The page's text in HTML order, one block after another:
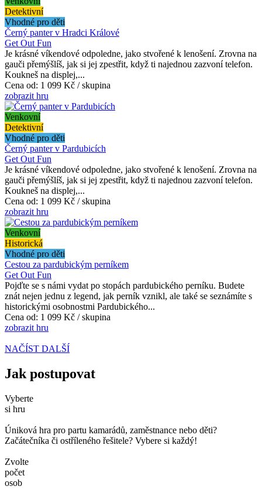
Detektivní
Vhodné pro děti
Černý panter v Hradci Králové
Get Out Fun
Je krásné víkendové odpoledne, jako stvořené k lenošení. Zrovna na
gauči přemýšlíš, jak si jej zpestřit, když ti najednou zazvoní telefon.
Koukneš na displej,...
Cena od: 1 099 Kč / skupina
zobrazit hru
Venkovní
Detektivní
Vhodné pro děti
Černý panter v Pardubicích
Get Out Fun
Je krásné víkendové odpoledne, jako stvořené k lenošení. Zrovna na
gauči přemýšlíš, jak si jej zpestřit, když ti najednou zazvoní telefon.
Koukneš na displej,...
Cena od: 1 099 Kč / skupina
zobrazit hru
Venkovní
Historická
Vhodné pro děti
Cestou za pardubickým perníkem
Get Out Fun
Pojďte se s námi vydat po stopách pardubického perníku. Budete
znát nejen jednu z legend, jak perník vznikl, ale také se seznámíte s
historickými osobnostmi Pardubického...
Cena od: 1 099 Kč / skupina
zobrazit hru
NAČÍST DALŠÍ
Jak postupovat
Vyberte
si hru
Úniková hra pro partu kamarádů, zaměstnance nebo děti?
Začátečníka či ostříleného řešitele? Vybere si každý!
Zvolte
počet
osob